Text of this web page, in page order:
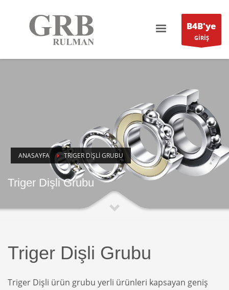
B4B'ye
GİRİŞ
ANASAYFA TRIGER DIŞLI GRUBU
Triger Dişli Grubu
Triger Dişli Grubu
Triger Dişli ürün grubu yerli ürünleri kapsayan geniş